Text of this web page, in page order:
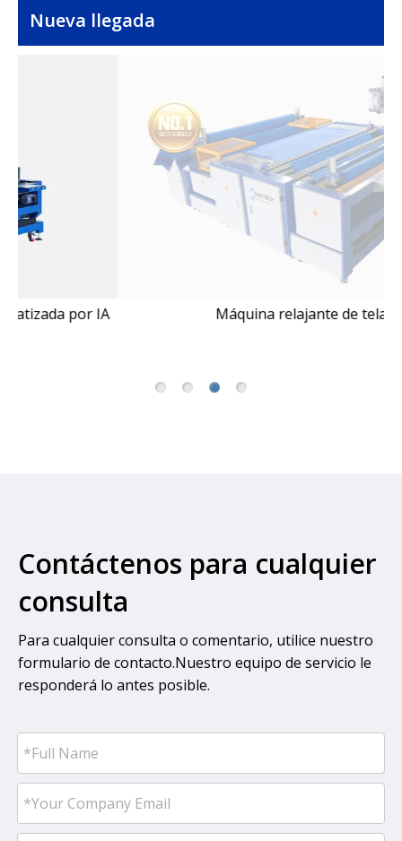
Nueva llegada
Máquina relajante de tela
Contáctenos para cualquier
consulta
Para cualquier consulta o comentario, utilice nuestro
formulario de contacto.Nuestro equipo de servicio le
responderá lo antes posible.